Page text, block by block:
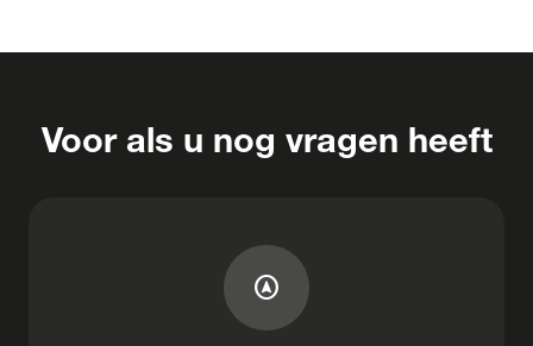
Voor als u nog vragen heeft
assistant_navigation